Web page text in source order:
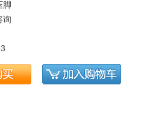
脚
询